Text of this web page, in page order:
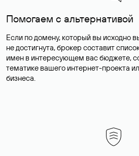
Помогаем с альтернативой
Если по домену, который вы исходно
не достигнута, брокер составит
имен в интересующем вас бюджете,
тематике вашего интернет-проекта
бизнеса.